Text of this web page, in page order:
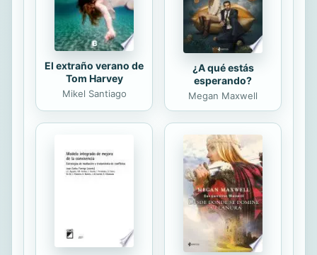
El extraño verano de
Tom Harvey
Mikel Santiago
¿A qué estás
esperando?
Megan Maxwell